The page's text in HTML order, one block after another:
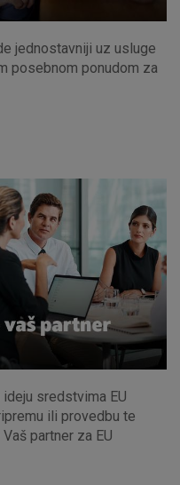
jednostavniji uz usluge
posebnom ponudom za
sredstvima EU
ili provedbu te
partner za EU